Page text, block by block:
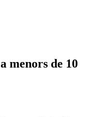
menors de 10